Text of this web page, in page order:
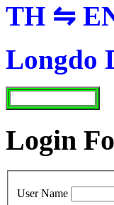
TH ⇋
Longdo
Login
User Name